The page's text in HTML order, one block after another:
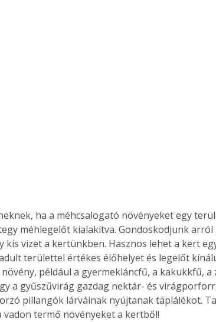
ha a méhcsalogató növényeket egy
méhlegelőt kialakítva. Gondoskodjunk
kis vizet a kertünkben. Hasznos lehet a kert
területtel értékes élőhelyet és legelőt
például a gyermekláncfű, a kakukkfű, a
a gyűszűvirág gazdag nektár- és
pillangók lárváinak nyújtanak táplálékot.
vadon termő növényeket a kertből!